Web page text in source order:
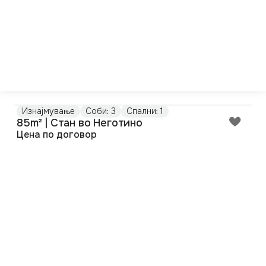
Изнајмување Соби: 3 Спални: 1
85m² | Стан во Неготино
Цена по договор